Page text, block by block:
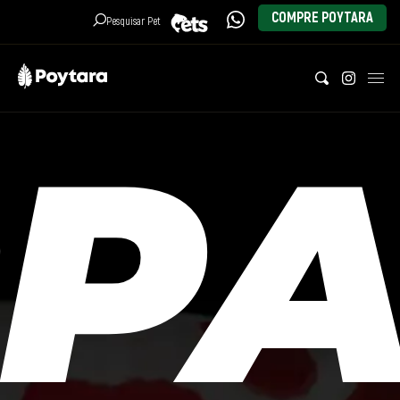
Pesquisar Pet
(11)
COMPRE POYTARA
FECHAR MENU
Produtos
Notícias
Contato
SEJA UM DISTRIBUIDOR
CADASTRE SUA LOJA